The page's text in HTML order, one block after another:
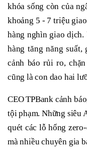
khóa sống còn của
khoảng 5 - 7 triệu
hàng nghìn giao
hàng tăng năng
cảnh báo rủi ro,
cũng là con dao hai
CEO TPBank cảnh
tội phạm. Những siêu
quét các lỗ hổng
mà nhiều chuyên gia